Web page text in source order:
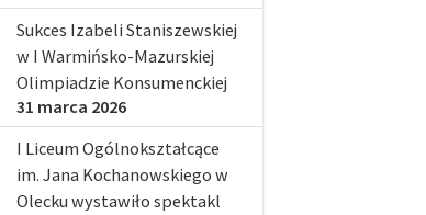
Sukces Izabeli Staniszewskiej
w I Warmińsko-Mazurskiej
Olimpiadzie Konsumenckiej
31 marca 2026
I Liceum Ogólnokształcące
im. Jana Kochanowskiego w
Olecku wystawiło spektakl